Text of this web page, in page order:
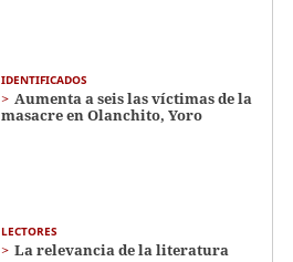
IDENTIFICADOS
Aumenta a seis las víctimas de la
masacre en Olanchito, Yoro
LECTORES
La relevancia de la literatura